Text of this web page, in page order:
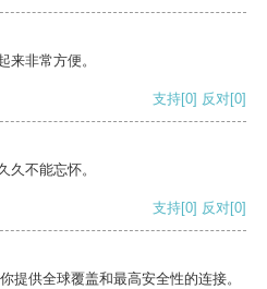
来非常方便。
支持[0] 反对[0]
久不能忘怀。
支持[0] 反对[0]
提供全球覆盖和最高安全性的连接。